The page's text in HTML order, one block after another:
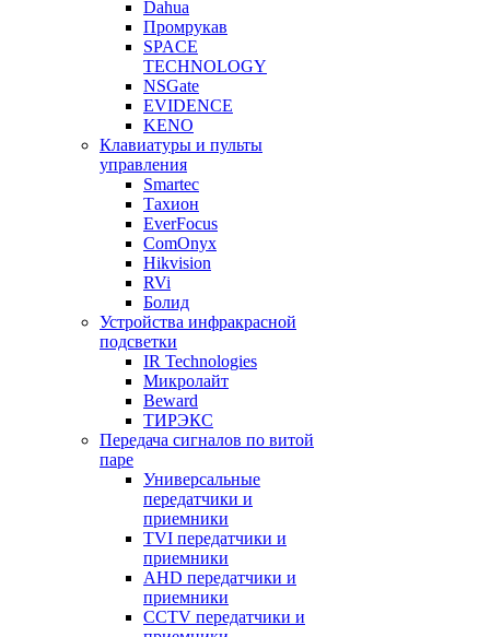
Dahua
Промрукав
SPACE
TECHNOLOGY
NSGate
EVIDENCE
KENO
Клавиатуры и пульты
управления
Smartec
Тахион
EverFocus
ComOnyx
Hikvision
RVi
Болид
Устройства инфракрасной
подсветки
IR Technologies
Микролайт
Beward
ТИРЭКС
Передача сигналов по витой
паре
Универсальные
передатчики и
приемники
TVI передатчики и
приемники
AHD передатчики и
приемники
CCTV передатчики и